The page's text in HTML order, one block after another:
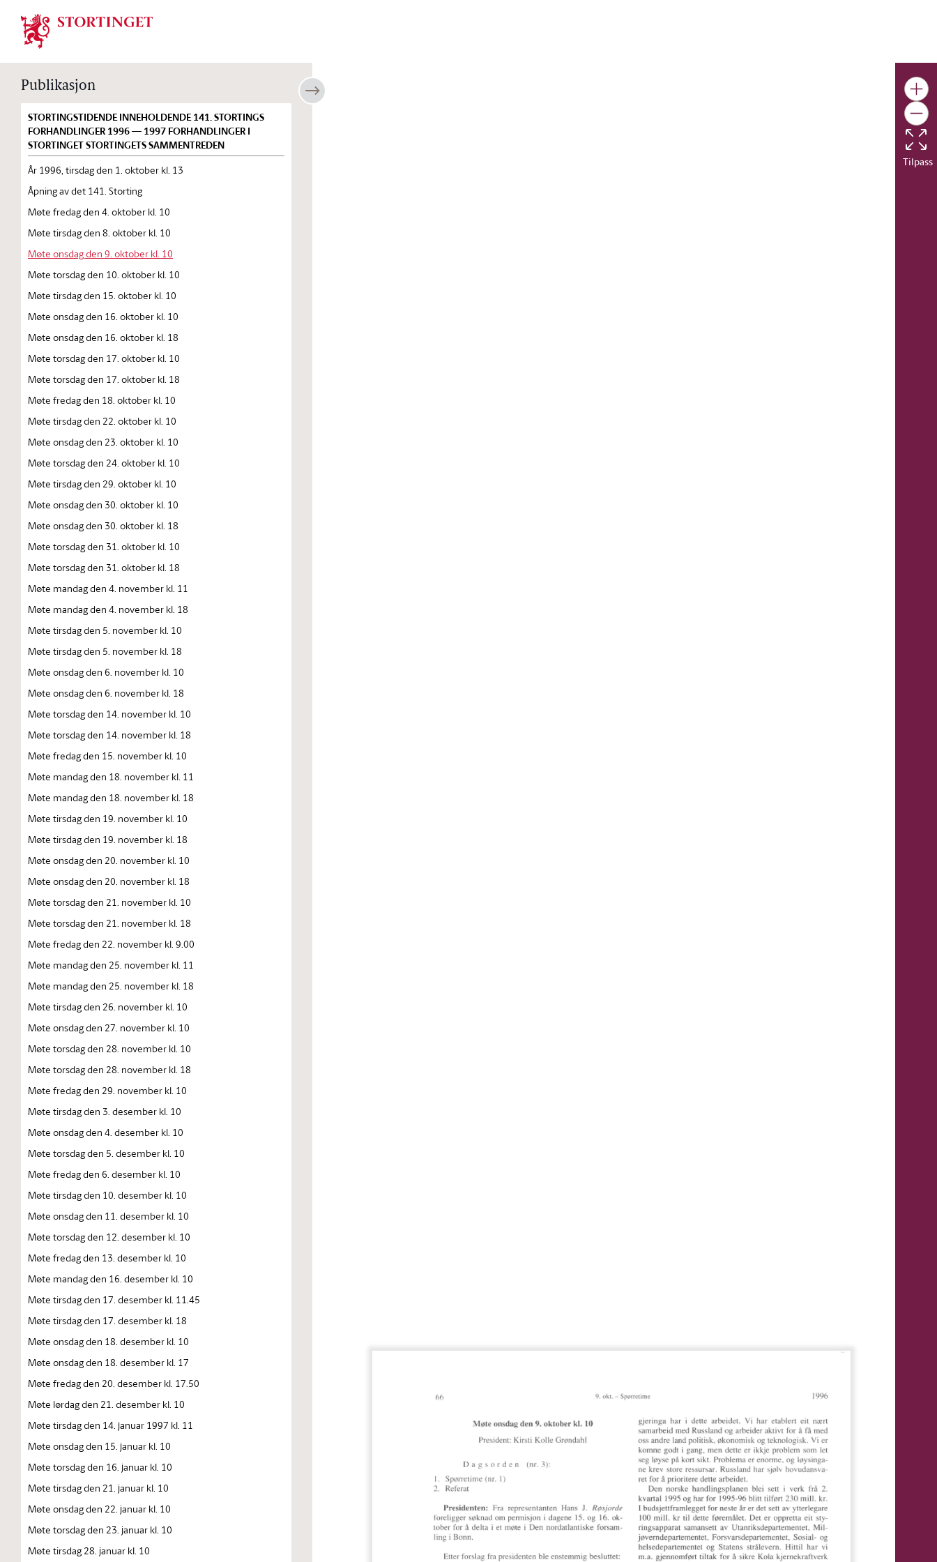
Stortinget.no
Publikasjon
STORTINGSTIDENDE INNEHOLDENDE 141. STORTINGS
FORHANDLINGER 1996 — 1997 FORHANDLINGER I
STORTINGET STORTINGETS SAMMENTREDEN
År 1996, tirsdag den 1. oktober kl. 13
Åpning av det 141. Storting
Møte fredag den 4. oktober kl. 10
Møte tirsdag den 8. oktober kl. 10
Møte onsdag den 9. oktober kl. 10
Møte torsdag den 10. oktober kl. 10
Møte tirsdag den 15. oktober kl. 10
Møte onsdag den 16. oktober kl. 10
Møte onsdag den 16. oktober kl. 18
Møte torsdag den 17. oktober kl. 10
Møte torsdag den 17. oktober kl. 18
Møte fredag den 18. oktober kl. 10
Møte tirsdag den 22. oktober kl. 10
Møte onsdag den 23. oktober kl. 10
Møte torsdag den 24. oktober kl. 10
Møte tirsdag den 29. oktober kl. 10
Møte onsdag den 30. oktober kl. 10
Møte onsdag den 30. oktober kl. 18
Møte torsdag den 31. oktober kl. 10
Møte torsdag den 31. oktober kl. 18
Møte mandag den 4. november kl. 11
Møte mandag den 4. november kl. 18
Møte tirsdag den 5. november kl. 10
Møte tirsdag den 5. november kl. 18
Møte onsdag den 6. november kl. 10
Møte onsdag den 6. november kl. 18
Møte torsdag den 14. november kl. 10
Møte torsdag den 14. november kl. 18
Møte fredag den 15. november kl. 10
Møte mandag den 18. november kl. 11
Møte mandag den 18. november kl. 18
Møte tirsdag den 19. november kl. 10
Møte tirsdag den 19. november kl. 18
Møte onsdag den 20. november kl. 10
Møte onsdag den 20. november kl. 18
Møte torsdag den 21. november kl. 10
Møte torsdag den 21. november kl. 18
Møte fredag den 22. november kl. 9.00
Møte mandag den 25. november kl. 11
Møte mandag den 25. november kl. 18
Møte tirsdag den 26. november kl. 10
Møte onsdag den 27. november kl. 10
Møte torsdag den 28. november kl. 10
Møte torsdag den 28. november kl. 18
Møte fredag den 29. november kl. 10
Møte tirsdag den 3. desember kl. 10
Møte onsdag den 4. desember kl. 10
Møte torsdag den 5. desember kl. 10
Møte fredag den 6. desember kl. 10
Møte tirsdag den 10. desember kl. 10
Møte onsdag den 11. desember kl. 10
Møte torsdag den 12. desember kl. 10
Møte fredag den 13. desember kl. 10
Møte mandag den 16. desember kl. 10
Møte tirsdag den 17. desember kl. 11.45
Møte tirsdag den 17. desember kl. 18
Møte onsdag den 18. desember kl. 10
Møte onsdag den 18. desember kl. 17
Møte fredag den 20. desember kl. 17.50
Møte lørdag den 21. desember kl. 10
Møte tirsdag den 14. januar 1997 kl. 11
Møte onsdag den 15. januar kl. 10
Møte torsdag den 16. januar kl. 10
Møte tirsdag den 21. januar kl. 10
Møte onsdag den 22. januar kl. 10
Møte torsdag den 23. januar kl. 10
Møte tirsdag 28. januar kl. 10